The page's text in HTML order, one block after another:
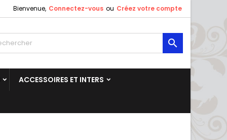
Bienvenue, Connectez-vous ou Créez votre compte

ACCESSOIRES ET INTERS